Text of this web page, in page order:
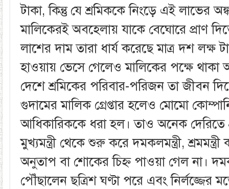
টাকা, কিন্তু যে শ্রমিককে নিংড়ে এই লাভের
মালিকেরই অবহেলায় যাকে বেঘোরে প্রাণ
লাশের দাম তারা ধার্য করেছে মাত্র দশ লক্ষ
হাওয়ায় ভেসে গেলেও মালিকের পক্ষে
দেশে শ্রমিকের পরিবার-পরিজন তা জীবন
গুদামের মালিক গ্রেপ্তার হলেও মোমো
আধিকারিককে ধরা হল। তাও অনেক দেরিতে
মুখ্যমন্ত্রী থেকে শুরু করে দমকলমন্ত্রী,
অনুতাপ বা শোকের চিহ্ন পাওয়া গেল না।
পৌঁছালেন ছত্রিশ ঘণ্টা পরে এবং